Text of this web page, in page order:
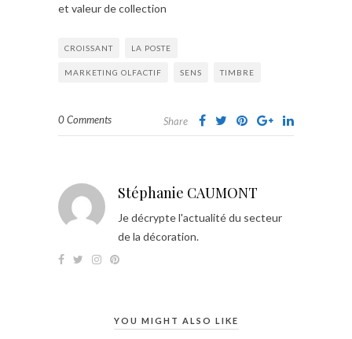
et valeur de collection
CROISSANT LA POSTE
MARKETING OLFACTIF SENS TIMBRE
0 Comments Share
Stéphanie CAUMONT
Je décrypte l'actualité du secteur
de la décoration.
YOU MIGHT ALSO LIKE